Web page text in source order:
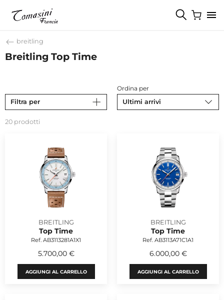
breitling
Breitling Top Time
Filtra per
Ordina per
Ultimi arrivi
20 prodotti
BREITLING
Top Time
Ref. AB3113281A1X1
5.700,00 €
AGGIUNGI AL CARRELLO
BREITLING
Top Time
Ref. AB3113A71C1A1
6.000,00 €
AGGIUNGI AL CARRELLO